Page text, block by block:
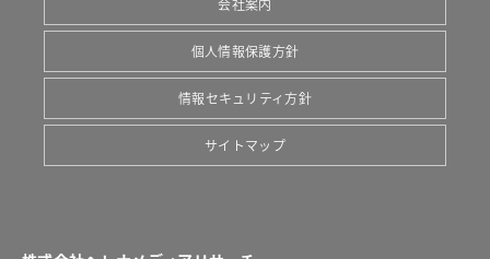
会社案内
個人情報保護方針
情報セキュリティ方針
サイトマップ